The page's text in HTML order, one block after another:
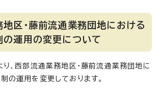
区・藤前流通業務団地における
の運用の変更について
、西部流通業務地区・藤前流通業務団地に
の運用を変更しております。